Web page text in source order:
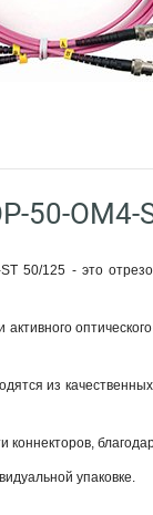
50-OM4-
50/125 - это
из
коннекторов,
упаковке.